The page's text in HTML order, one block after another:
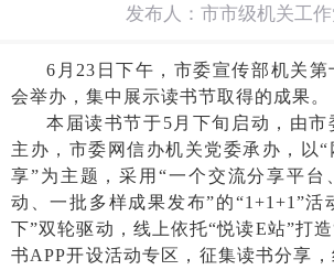
发布人：市市级机关工
6月23日下午，市委宣传部机关
会举办，集中展示读书节取得的成果。
本届读书节于5月下旬启动，由
主办，市委网信办机关党委承办，以
享”为主题，采用“一个交流分享平台
动、一批多样成果发布”的“1+1+1”活
下”双轮驱动，线上依托“悦读E站”打
书APP开设活动专区，征集读书分享